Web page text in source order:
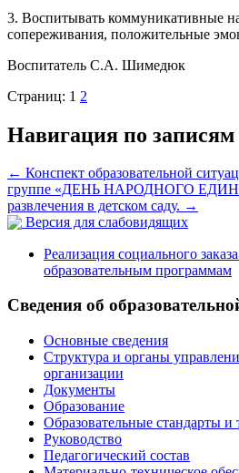
3. Воспитывать коммуникативные
сопереживания, положительные
Воспитатель С.А. Шимедюк
Страниц: 1 2
Навигация по записям
← Конспект образовательной
группе «ДЕНЬ НАРОДНОГО
развлечения в детском саду. →
Версия для слабовидящих
Реализация социального
образовательным программам
Сведения об
Основные сведения
Структура и органы
организации
Документы
Образование
Образовательные стандарты и
Руководство
Педагогический состав